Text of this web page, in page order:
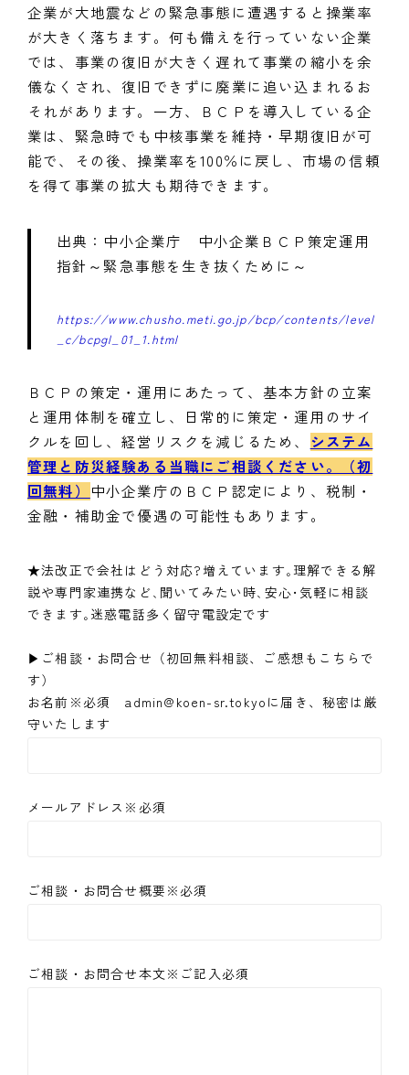
企業が大地震などの緊急事態に遭遇すると操業率
が大きく落ちます。何も備えを行っていない企業
では、事業の復旧が大きく遅れて事業の縮小を余
儀なくされ、復旧できずに廃業に追い込まれるお
それがあります。一方、ＢＣＰを導入している企
業は、緊急時でも中核事業を維持・早期復旧が可
能で、その後、操業率を100％に戻し、市場の信頼
を得て事業の拡大も期待できます。
出典：中小企業庁 中小企業ＢＣＰ策定運用
指針～緊急事態を生き抜くために～
https://www.chusho.meti.go.jp/bcp/contents/level
_c/bcpgl_01_1.html
ＢＣＰの策定・運用にあたって、基本方針の立案
と運用体制を確立し、日常的に策定・運用のサイ
クルを回し、経営リスクを減じるため、 システム
管理と防災経験ある当職にご相談ください。（初
回無料） 中小企業庁のＢＣＰ認定により、税制・
金融・補助金で優遇の可能性もあります。
★法改正で会社はどう対応?増えています｡理解できる解
説や専門家連携など､聞いてみたい時､安心･気軽に相談
できます｡迷惑電話多く留守電設定です
▶ご相談・お問合せ（初回無料相談、ご感想もこちらで
す）
お名前※必須 admin@koen-sr.tokyoに届き、秘密は厳
守いたします
メールアドレス※必須
ご相談・お問合せ概要※必須
ご相談・お問合せ本文※ご記入必須